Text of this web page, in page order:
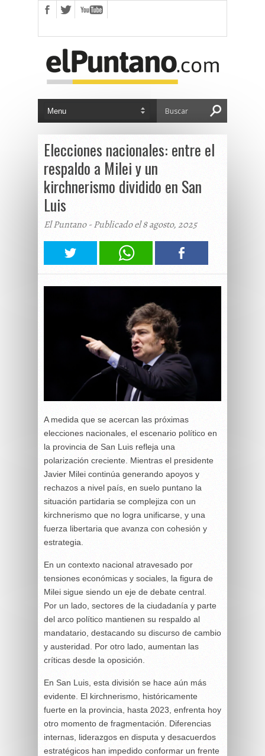
Elecciones nacionales: entre el
respaldo a Milei y un
kirchnerismo dividido en San
Luis
El Puntano - Publicado el 8 agosto, 2025
A medida que se acercan las próximas
elecciones nacionales, el escenario político en
la provincia de San Luis refleja una
polarización creciente. Mientras el presidente
Javier Milei continúa generando apoyos y
rechazos a nivel país, en suelo puntano la
situación partidaria se complejiza con un
kirchnerismo que no logra unificarse, y una
fuerza libertaria que avanza con cohesión y
estrategia.
En un contexto nacional atravesado por
tensiones económicas y sociales, la figura de
Milei sigue siendo un eje de debate central.
Por un lado, sectores de la ciudadanía y parte
del arco político mantienen su respaldo al
mandatario, destacando su discurso de cambio
y austeridad. Por otro lado, aumentan las
críticas desde la oposición.
En San Luis, esta división se hace aún más
evidente. El kirchnerismo, históricamente
fuerte en la provincia, hasta 2023, enfrenta hoy
otro momento de fragmentación. Diferencias
internas, liderazgos en disputa y desacuerdos
estratégicos han impedido conformar un frente